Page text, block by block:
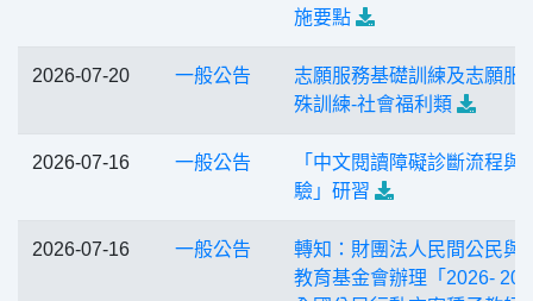
施要點
2026-07-20 一般公告
志願服務基礎訓練及志願服
殊訓練-社會福利類
2026-07-16 一般公告
「中文閱讀障礙診斷流程與
驗」研習
2026-07-16 一般公告
轉知：財團法人民間公民與
教育基金會辦理「2026-